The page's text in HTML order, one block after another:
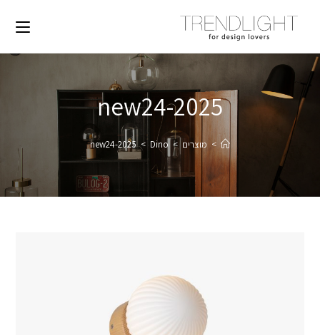
2025-new24
> מוצרים >
Dino
>
2025-new24